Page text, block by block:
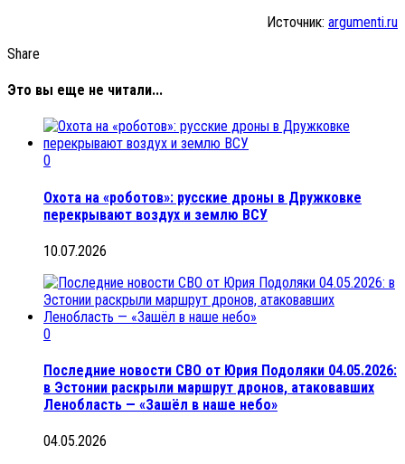
Источник: argumenti.ru
Share
Это вы еще не читали...
0
Охота на «роботов»: русские дроны в Дружковке
перекрывают воздух и землю ВСУ
10.07.2026
0
Последние новости СВО от Юрия Подоляки 04.05.2026:
в Эстонии раскрыли маршрут дронов, атаковавших
Ленобласть — «Зашёл в наше небо»
04.05.2026